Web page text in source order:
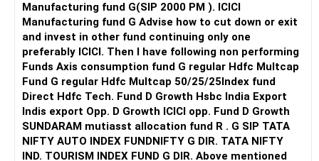
Manufacturing fund G(SIP 2000 PM ). ICICI
Manufacturing fund G Advise how to cut down or exit
and invest in other fund continuing only one
preferably ICICI. Then I have following non performing
Funds Axis consumption fund G regular Hdfc Multcap
Fund G regular Hdfc Multcap 50/25/25Index fund
Direct Hdfc Tech. Fund D Growth Hsbc India Export
Indis export Opp. D Growth ICICI opp. Fund D Growth
SUNDARAM mutiasst allocation fund R . G SIP TATA
NIFTY AUTO INDEX FUNDNIFTY G DIR. TATA NIFTY
IND. TOURISM INDEX FUND G DIR. Above mentioned